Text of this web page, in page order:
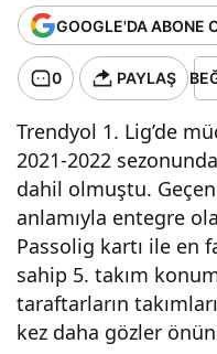
GOOGLE'DA ABONE
0 PAYLAŞ
Trendyol 1. Lig’de
2021-2022
dahil olmuştu.
anlamıyla entegre
Passolig kartı ile en
sahip 5. takım
taraftarların
kez daha gözler